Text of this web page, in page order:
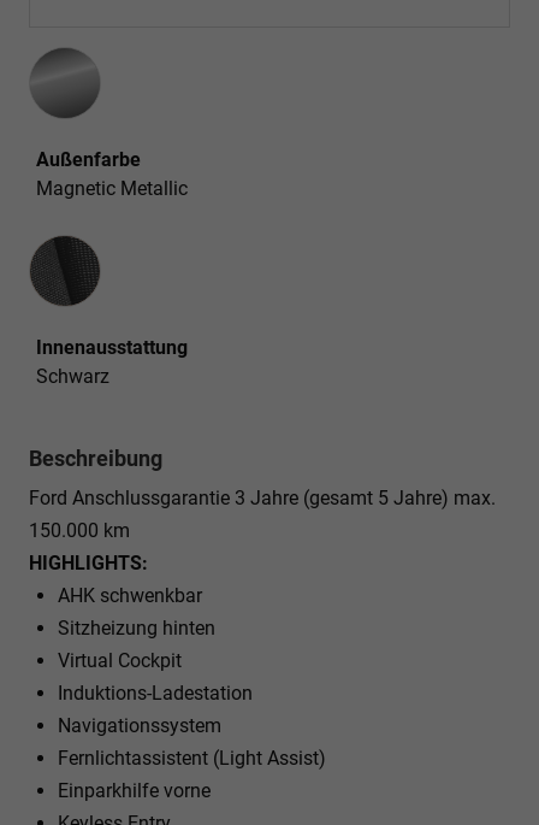
Außenfarbe
Magnetic Metallic
Innenausstattung
Innenausstattung
Schwarz
Beschreibung
Ford Anschlussgarantie 3 Jahre (gesamt 5 Jahre) max.
150.000 km
HIGHLIGHTS:
AHK schwenkbar
Sitzheizung hinten
Virtual Cockpit
Induktions-Ladestation
Navigationssystem
Fernlichtassistent (Light Assist)
Einparkhilfe vorne